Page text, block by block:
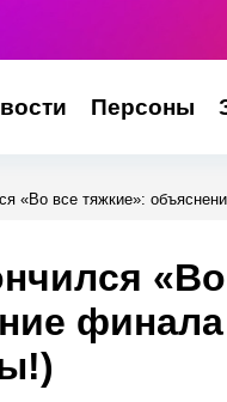
Персоны
«Во все тяжкие»: